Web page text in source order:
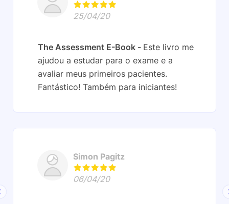
25/04/20
The Assessment E-Book
Este livro me
ajudou a estudar para o exame e a
avaliar meus primeiros pacientes.
Fantástico! Também para iniciantes!
Simon Pagitz
06/04/20